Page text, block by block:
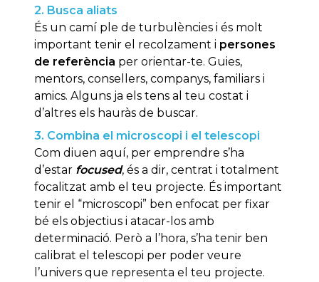
2. Busca aliats
És un camí ple de turbulències i és molt
important tenir el recolzament i persones
de referència per orientar-te. Guies,
mentors, consellers, companys, familiars i
amics. Alguns ja els tens al teu costat i
d’altres els hauràs de buscar.
3. Combina el microscopi i el telescopi
Com diuen aquí, per emprendre s’ha
d’estar focused, és a dir, centrat i totalment
focalitzat amb el teu projecte. És important
tenir el “microscopi” ben enfocat per fixar
bé els objectius i atacar-los amb
determinació. Però a l’hora, s’ha tenir ben
calibrat el telescopi per poder veure
l’univers que representa el teu projecte.